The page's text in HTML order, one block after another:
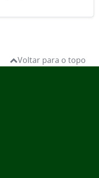
Voltar para o topo